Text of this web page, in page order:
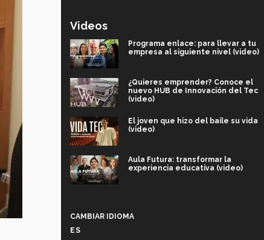
Videos
Programa enlace: para llevar a tu
empresa al siguiente nivel (video)
¿Quieres emprender? Conoce el
nuevo HUB de Innovación del Tec
(video)
El joven que hizo del baile su vida
(video)
Aula Futura: transformar la
experiencia educativa (video)
CAMBIAR IDIOMA
ES